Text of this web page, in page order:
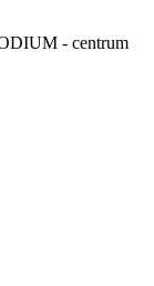
- centrum